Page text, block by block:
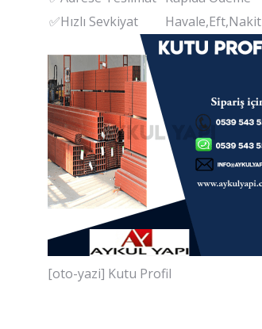
✅Hızlı Sevkiyat
Havale,Eft,Nakit
[oto-yazi] Kutu Profil